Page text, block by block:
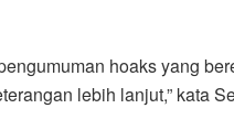
hoaks yang
lebih lanjut,” kata